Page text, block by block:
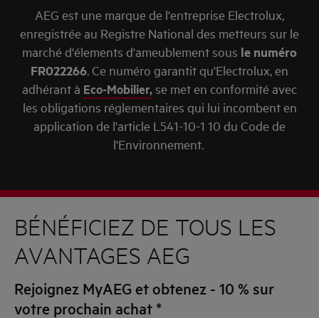
AEG est une marque de l'entreprise Electrolux,
enregistrée au Registre National des metteurs sur le
marché d'élements d'ameublement sous le numéro
FR022266. Ce numéro garantit qu'Electrolux, en
adhérant à Eco-Mobilier, se met en conformité avec
les obligations réglementaires qui lui incombent en
application de l'article L541-10-1 10 du Code de
l'Environnement.
BÉNÉFICIEZ DE TOUS LES
AVANTAGES AEG
Rejoignez MyAEG et obtenez - 10 % sur
votre prochain achat *